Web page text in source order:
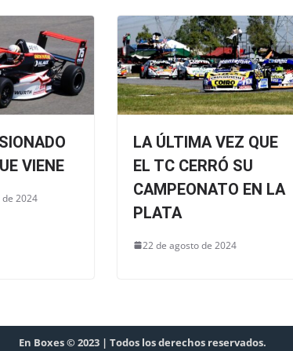
VIENE
2024
LA ÚLTIMA VEZ QUE
EL TC CERRÓ SU
CAMPEONATO EN LA
PLATA
22 de agosto de 2024
En Boxes © 2023 | Todos los derechos reservados.